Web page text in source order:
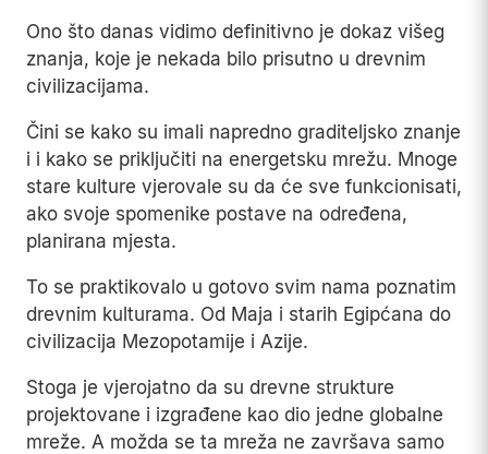
Ono što danas vidimo definitivno je dokaz višeg
znanja, koje je nekada bilo prisutno u drevnim
civilizacijama.
Čini se kako su imali napredno graditeljsko znanje
i i kako se priključiti na energetsku mrežu. Mnoge
stare kulture vjerovale su da će sve funkcionisati,
ako svoje spomenike postave na određena,
planirana mjesta.
To se praktikovalo u gotovo svim nama poznatim
drevnim kulturama. Od Maja i starih Egipćana do
civilizacija Mezopotamije i Azije.
Stoga je vjerojatno da su drevne strukture
projektovane i izgrađene kao dio jedne globalne
mreže. A možda se ta mreža ne završava samo